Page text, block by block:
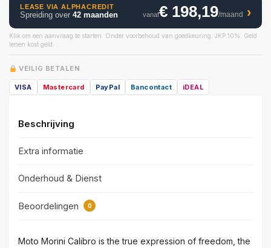
LEASE VIA ALPHACREDIT
Spreiding over 42 maanden vanaf€ 198,19/maand ›
Klik om een aanvraag te starten. Onder voorbehoud van goedkeuring. JKP 10%. Geld
lenen kost geld.
VEILIG BETALEN
VISA Mastercard PayPal Bancontact iDEAL
Beschrijving
Extra informatie
Onderhoud & Dienst
Beoordelingen 0
Moto Morini Calibro is the true expression of freedom, the